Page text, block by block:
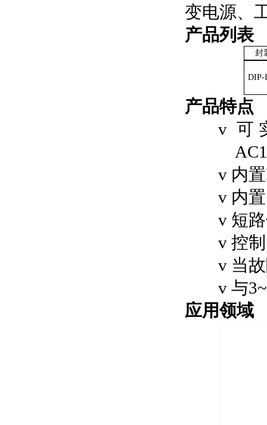
变电源、
产品列表
封
DIP-
产品特点
v 可
v 内置
v 内
v 短
v 控
v 当
v 与
应用领域